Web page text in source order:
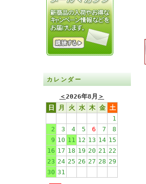
カレンダー
＜2026年8月 ＞
日
月 火 水 木 金 土
1
2
3 4 5 6 7
8
9 10 11 12 13 14 15
16 17 18 19 20 21 22
23 24 25 26 27 28 29
30 31